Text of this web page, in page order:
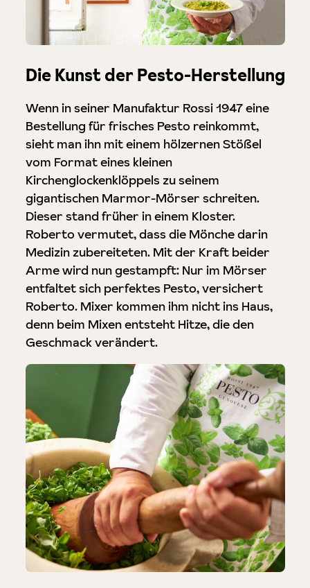
Die Kunst der Pesto-Herstellung
Wenn in seiner Manufaktur Rossi 1947 eine
Bestellung für frisches Pesto reinkommt,
sieht man ihn mit einem hölzernen Stößel
vom Format eines kleinen
Kirchenglockenklöppels zu seinem
gigantischen Marmor-Mörser schreiten.
Dieser stand früher in einem Kloster.
Roberto vermutet, dass die Mönche darin
Medizin zubereiteten. Mit der Kraft beider
Arme wird nun gestampft: Nur im Mörser
entfaltet sich perfektes Pesto, versichert
Roberto. Mixer kommen ihm nicht ins Haus,
denn beim Mixen entsteht Hitze, die den
Geschmack verändert.